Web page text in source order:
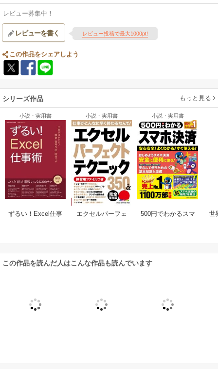
レビュー募集中！
レビューを書く レビュー投稿で最大1000pt!
この作品をシェアしよう
シリーズ作品 もっと見る
小説・実用書
ずるい！Excel仕事
るのか？
小説・実用書
エクセルパーフェ
小説・実用書
500円でわかるスマ
世
この作品を読んだ人はこんな作品も読んでいます